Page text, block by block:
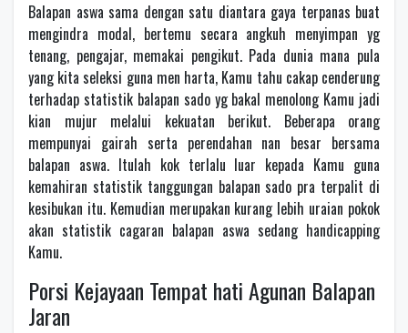
Balapan aswa sama dengan satu diantara gaya terpanas buat
mengindra modal, bertemu secara angkuh menyimpan yg
tenang, pengajar, memakai pengikut. Pada dunia mana pula
yang kita seleksi guna men harta, Kamu tahu cakap cenderung
terhadap statistik balapan sado yg bakal menolong Kamu jadi
kian mujur melalui kekuatan berikut. Beberapa orang
mempunyai gairah serta perendahan nan besar bersama
balapan aswa. Itulah kok terlalu luar kepada Kamu guna
kemahiran statistik tanggungan balapan sado pra terpalit di
kesibukan itu. Kemudian merupakan kurang lebih uraian pokok
akan statistik cagaran balapan aswa sedang handicapping
Kamu.
Porsi Kejayaan Tempat hati Agunan Balapan
Jaran